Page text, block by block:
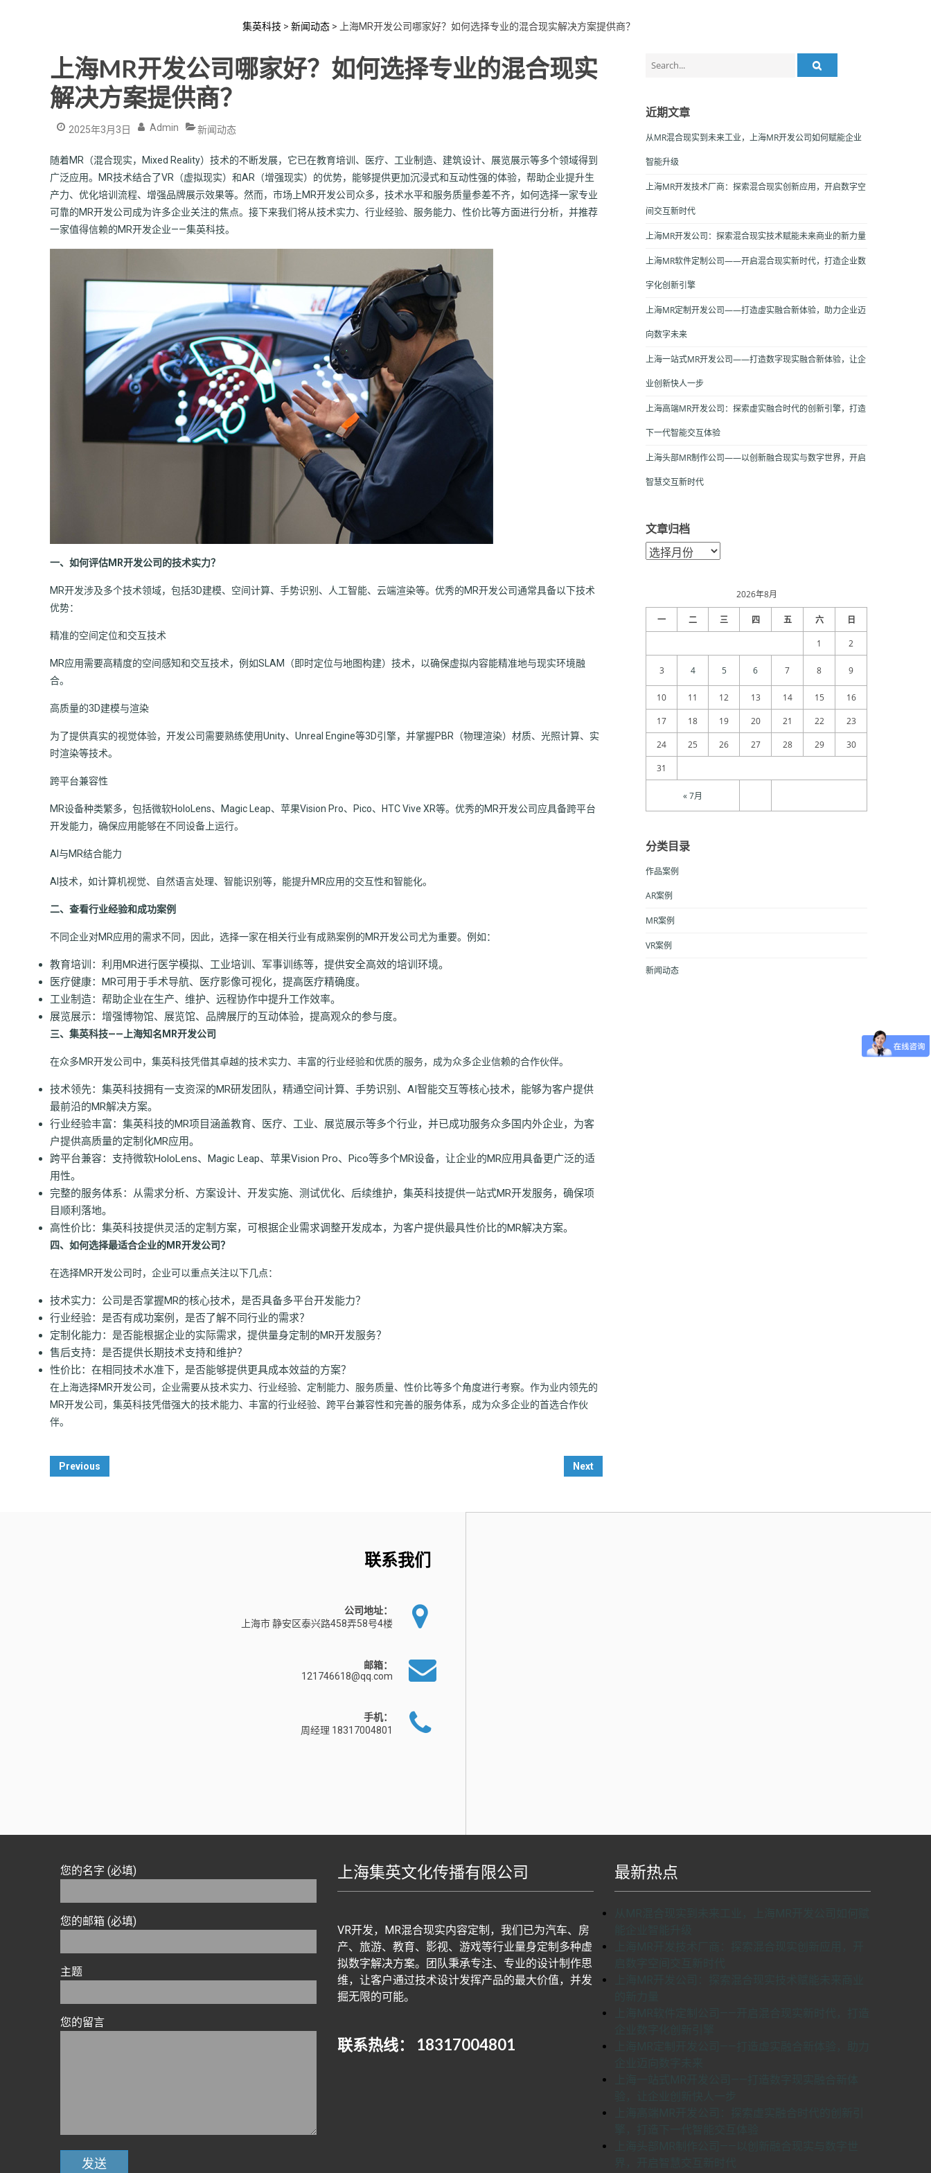
集英科技 > 新闻动态 > 上海MR开发公司哪家好？如何选择专业的混合现实解决方案提供商？
上海MR开发公司哪家好？如何选择专业的混合现实
解决方案提供商？
2025年3月3日 Admin 新闻动态
随着MR（混合现实，Mixed Reality）技术的不断发展，它已在教育培训、医疗、工业制造、建筑设计、展览展示等多个领域得到
广泛应用。MR技术结合了VR（虚拟现实）和AR（增强现实）的优势，能够提供更加沉浸式和互动性强的体验，帮助企业提升生
产力、优化培训流程、增强品牌展示效果等。然而，市场上MR开发公司众多，技术水平和服务质量参差不齐，如何选择一家专业
可靠的MR开发公司成为许多企业关注的焦点。接下来我们将从技术实力、行业经验、服务能力、性价比等方面进行分析，并推荐
一家值得信赖的MR开发企业——集英科技。
一、如何评估MR开发公司的技术实力？
MR开发涉及多个技术领域，包括3D建模、空间计算、手势识别、人工智能、云端渲染等。优秀的MR开发公司通常具备以下技术
优势：
精准的空间定位和交互技术
MR应用需要高精度的空间感知和交互技术，例如SLAM（即时定位与地图构建）技术，以确保虚拟内容能精准地与现实环境融
合。
高质量的3D建模与渲染
为了提供真实的视觉体验，开发公司需要熟练使用Unity、Unreal Engine等3D引擎，并掌握PBR（物理渲染）材质、光照计算、实
时渲染等技术。
跨平台兼容性
MR设备种类繁多，包括微软HoloLens、Magic Leap、苹果Vision Pro、Pico、HTC Vive XR等。优秀的MR开发公司应具备跨平台
开发能力，确保应用能够在不同设备上运行。
AI与MR结合能力
AI技术，如计算机视觉、自然语言处理、智能识别等，能提升MR应用的交互性和智能化。
二、查看行业经验和成功案例
不同企业对MR应用的需求不同，因此，选择一家在相关行业有成熟案例的MR开发公司尤为重要。例如：
教育培训：利用MR进行医学模拟、工业培训、军事训练等，提供安全高效的培训环境。
医疗健康：MR可用于手术导航、医疗影像可视化，提高医疗精确度。
工业制造：帮助企业在生产、维护、远程协作中提升工作效率。
展览展示：增强博物馆、展览馆、品牌展厅的互动体验，提高观众的参与度。
三、集英科技——上海知名MR开发公司
在众多MR开发公司中，集英科技凭借其卓越的技术实力、丰富的行业经验和优质的服务，成为众多企业信赖的合作伙伴。
技术领先：集英科技拥有一支资深的MR研发团队，精通空间计算、手势识别、AI智能交互等核心技术，能够为客户提供
最前沿的MR解决方案。
行业经验丰富：集英科技的MR项目涵盖教育、医疗、工业、展览展示等多个行业，并已成功服务众多国内外企业，为客
户提供高质量的定制化MR应用。
跨平台兼容：支持微软HoloLens、Magic Leap、苹果Vision Pro、Pico等多个MR设备，让企业的MR应用具备更广泛的适
用性。
完整的服务体系：从需求分析、方案设计、开发实施、测试优化、后续维护，集英科技提供一站式MR开发服务，确保项
目顺利落地。
高性价比：集英科技提供灵活的定制方案，可根据企业需求调整开发成本，为客户提供最具性价比的MR解决方案。
四、如何选择最适合企业的MR开发公司？
在选择MR开发公司时，企业可以重点关注以下几点：
技术实力：公司是否掌握MR的核心技术，是否具备多平台开发能力？
行业经验：是否有成功案例，是否了解不同行业的需求？
定制化能力：是否能根据企业的实际需求，提供量身定制的MR开发服务？
售后支持：是否提供长期技术支持和维护？
性价比：在相同技术水准下，是否能够提供更具成本效益的方案？
在上海选择MR开发公司，企业需要从技术实力、行业经验、定制能力、服务质量、性价比等多个角度进行考察。作为业内领先的
MR开发公司，集英科技凭借强大的技术能力、丰富的行业经验、跨平台兼容性和完善的服务体系，成为众多企业的首选合作伙
伴。
Post
Navigation
Previous Next
for:
近期文章
从MR混合现实到未来工业，上海MR开发公司如何赋能企业
智能升级
上海MR开发技术厂商：探索混合现实创新应用，开启数字空
间交互新时代
上海MR开发公司：探索混合现实技术赋能未来商业的新力量
上海MR软件定制公司——开启混合现实新时代，打造企业数
字化创新引擎
上海MR定制开发公司——打造虚实融合新体验，助力企业迈
向数字未来
上海一站式MR开发公司——打造数字现实融合新体验，让企
业创新快人一步
上海高端MR开发公司：探索虚实融合时代的创新引擎，打造
下一代智能交互体验
上海头部MR制作公司——以创新融合现实与数字世界，开启
智慧交互新时代
文章归档
文
章
2026年8月
一 二 三 四 五 六 日
« 7月
1 2
3 4 5 6 7 8 9
10 11 12 13 14 15
16
17
18 19 20 21 22
23
24
25 26 27 28 29
30
31
分类目录
作品案例
AR案例
MR案例
VR案例
新闻动态
联系我们
公司地址：
上海市 静安区泰兴路458弄58号4楼
邮箱：
121746618@qq.com
手机：
周经理 18317004801
您的名字 (必填)
您的邮箱 (必填)
主题
您的留言
上海集英文化传播有限公司
VR开发，MR混合现实内容定制，我们已为汽车、房
产、旅游、教育、影视、游戏等行业量身定制多种虚
拟数字解决方案。团队秉承专注、专业的设计制作思
维，让客户通过技术设计发挥产品的最大价值，并发
掘无限的可能。
联系热线： 18317004801
最新热点